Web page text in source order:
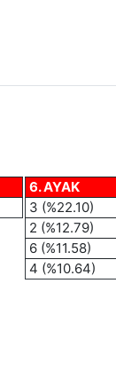
6. AYAK
3 (%22.10)
2 (%12.79)
6 (%11.58)
4 (%10.64)